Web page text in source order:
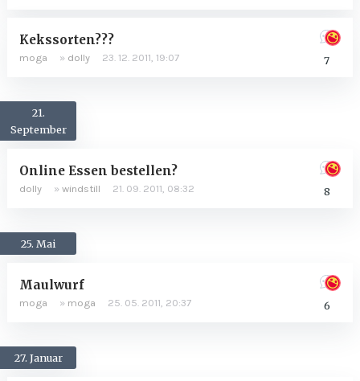
7
Kekssorten???
moga » dolly 23. 12. 2011, 19:07
21.
September
8
Online Essen bestellen?
dolly » windstill 21. 09. 2011, 08:32
25. Mai
6
Maulwurf
moga » moga 25. 05. 2011, 20:37
27. Januar